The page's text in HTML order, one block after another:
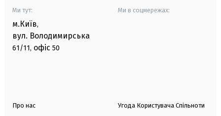
Ми тут:
м.Київ,
вул. Володимирська
61/11, офіс 50
Ми в соцмережах:
Про нас Угода Користувача Спільноти